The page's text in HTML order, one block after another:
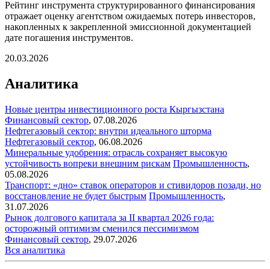
Рейтинг инструмента структурированного финансирования
отражает оценку агентством ожидаемых потерь инвесторов,
накопленных к закрепленной эмиссионной документацией
дате погашения инструментов.
20.03.2026
Аналитика
Новые центры инвестиционного роста Кыргызстана
Финансовый сектор, 07.08.2026
Нефтегазовый сектор: внутри идеального шторма
Нефтегазовый сектор, 06.08.2026
Минеральные удобрения: отрасль сохраняет высокую
устойчивость вопреки внешним рискам Промышленность,
05.08.2026
Транспорт: «дно» ставок операторов и стивидоров позади, но
восстановление не будет быстрым Промышленность,
31.07.2026
Рынок долгового капитала за II квартал 2026 года:
осторожный оптимизм сменился пессимизмом
Финансовый сектор, 29.07.2026
Вся аналитика